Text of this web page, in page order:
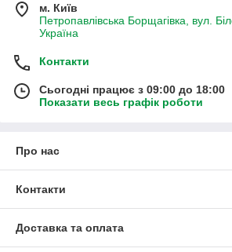
м. Київ
Петропавлівська Борщагівка, вул.
Україна
Контакти
Сьогодні працює з 09:00 до 18:00
Показати весь графік роботи
Про нас
Контакти
Доставка та оплата